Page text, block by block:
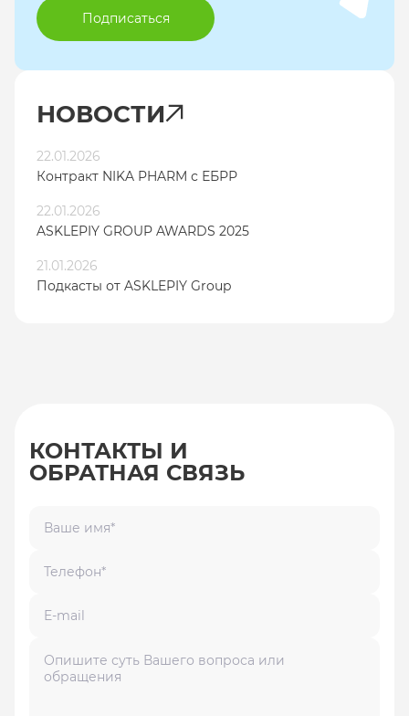
НОВОСТИ
22.01.2026
Контракт NIKA PHARM с ЕБРР
22.01.2026
ASKLEPIY GROUP AWARDS 2025
21.01.2026
Подкасты от ASKLEPIY Group
Подписаться
КОНТАКТЫ И
ОБРАТНАЯ СВЯЗЬ